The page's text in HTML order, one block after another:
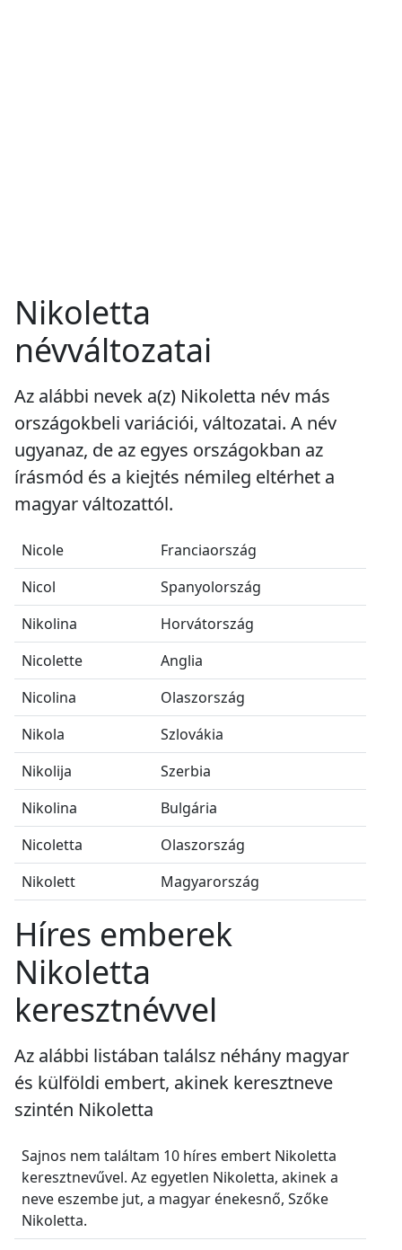
Nikoletta
névváltozatai
Az alábbi nevek a(z) Nikoletta név más
országokbeli variációi, változatai. A név
ugyanaz, de az egyes országokban az
írásmód és a kiejtés némileg eltérhet a
magyar változattól.
Nicole
Franciaország
Nicol
Spanyolország
Nikolina
Horvátország
Nicolette
Anglia
Nicolina
Olaszország
Nikola
Szlovákia
Nikolija
Szerbia
Nikolina
Bulgária
Nicoletta
Olaszország
Nikolett
Magyarország
Híres emberek
Nikoletta
keresztnévvel
Az alábbi listában találsz néhány magyar
és külföldi embert, akinek keresztneve
szintén Nikoletta
Sajnos nem találtam 10 híres embert Nikoletta
keresztnevűvel. Az egyetlen Nikoletta, akinek a
neve eszembe jut, a magyar énekesnő, Szőke
Nikoletta.